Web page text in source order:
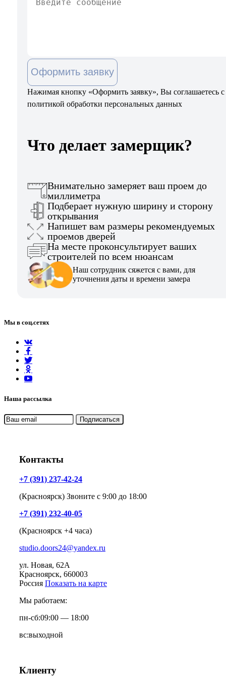
Оформить заявку
Нажимая кнопку «Оформить заявку», Вы соглашаетесь с
политикой обработки персональных данных
Что делает замерщик?
Внимательно замеряет ваш проем до
миллиметра
Подберает нужную ширину и сторону
открывания
Напишет вам размеры рекомендуемых
проемов дверей
На месте проконсультирует ваших
строителей по всем нюансам
Наш сотрудник сяжется с вами, для
уточнения даты и времени замера
Мы в соц.сетях
Наша рассылка
Контакты
+7 (391) 237-42-24
(Красноярск) Звоните с 9:00 до 18:00
+7 (391) 232-40-05
(Красноярск +4 часа)
studio.doors24@yandex.ru
ул. Новая, 62А
Красноярск, 660003
Россия Показать на карте
Мы работаем:
пн-сб:09:00 — 18:00
вс:выходной
Клиенту